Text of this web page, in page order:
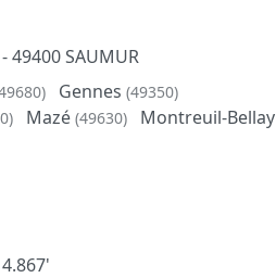
49400 SAUMUR
Gennes (49350)
Mazé (49630) Montreuil-Bellay